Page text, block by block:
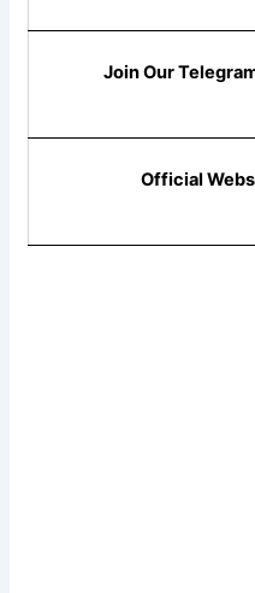
Join Our
Official